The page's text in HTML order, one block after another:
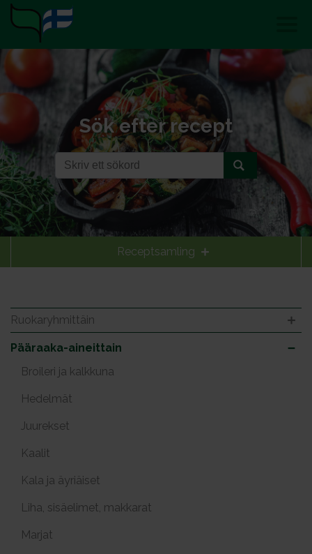
Sök efter recept
Receptsamling
Ruokaryhmittäin
Pääraaka-aineittain
Broileri ja kalkkuna
Hedelmät
Juurekset
Kaalit
Kala ja äyriäiset
Liha, sisäelimet, makkarat
Marjat